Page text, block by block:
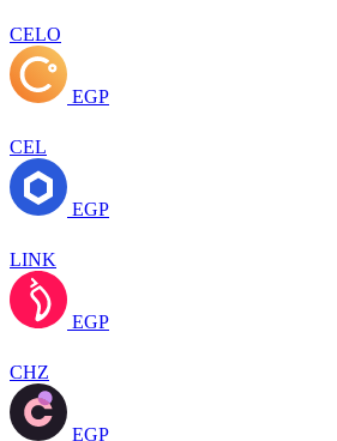
CELO
EGP
CEL
EGP
LINK
EGP
CHZ
EGP